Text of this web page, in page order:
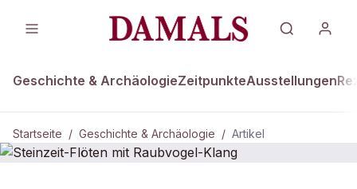
Geschichte & ArchäologieZeitpunkteAusstellungen
Startseite / Geschichte & Archäologie / Artikel